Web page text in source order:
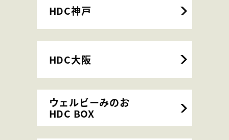
HDC神戸
HDC大阪
ウェルビーみのお
HDC BOX